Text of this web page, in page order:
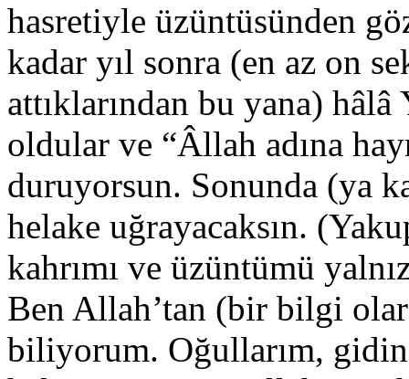
hasretiyle üzüntüsünden
kadar yıl sonra (en az on
attıklarından bu yana) hâlâ
oldular ve “Âllah adına
duruyorsun. Sonunda (ya
helake uğrayacaksın.
kahrımı ve üzüntümü
Ben Allah’tan (bir bilgi
biliyorum. Oğullarım,